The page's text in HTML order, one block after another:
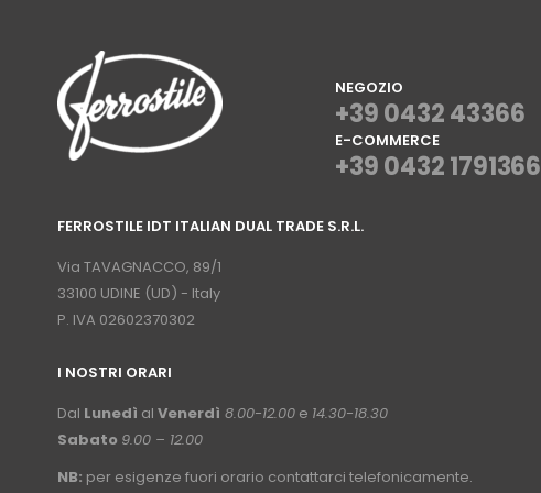
NEGOZIO
+39 0432 43366
E-COMMERCE
+39 0432 1791366
FERROSTILE IDT ITALIAN DUAL TRADE S.R.L.
Via TAVAGNACCO, 89/1
33100 UDINE (UD) - Italy
P. IVA 02602370302
I NOSTRI ORARI
Dal Lunedì al Venerdì 8.00-12.00 e 14.30-18.30
Sabato 9.00 – 12.00
NB: per esigenze fuori orario contattarci telefonicamente.